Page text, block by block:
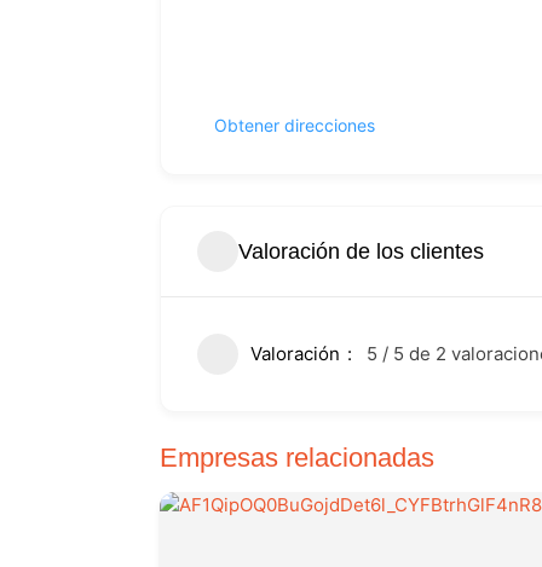
Obtener direcciones
Valoración de los clientes
Valoración 5 / 5 de 2
Empresas relacionadas